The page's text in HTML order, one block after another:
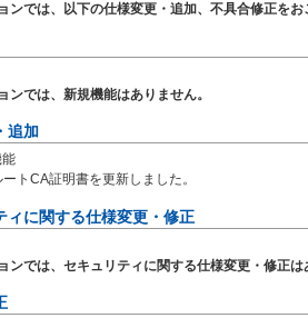
ンでは、以下の仕様変更・追加、不具合修正をお
ンでは、新規機能はありません。
追加
ートCA証明書を更新しました。
ィに関する仕様変更・修正
ンでは、セキュリティに関する仕様変更・修正は